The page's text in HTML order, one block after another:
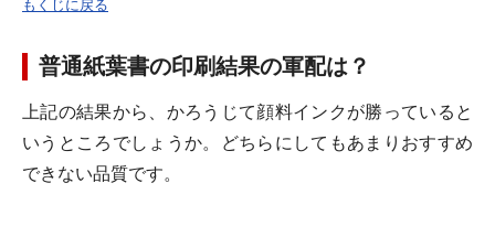
もくじに戻る
普通紙葉書の印刷結果の軍配は？
上記の結果から、 かろうじて顔料インクが勝っている と
いうところでしょうか。どちらにしてもあまりおすすめ
できない品質です。